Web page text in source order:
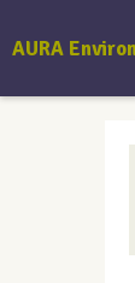
AURA